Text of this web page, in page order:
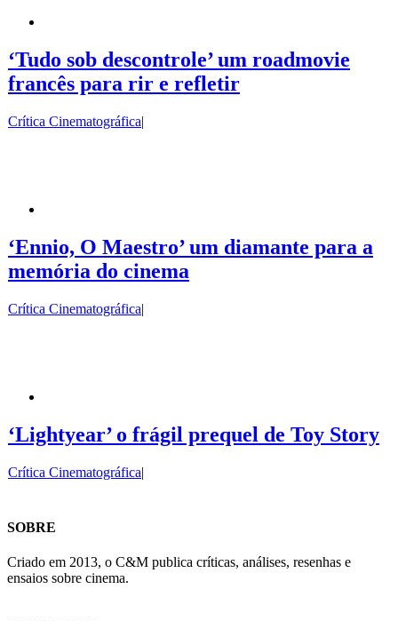
‘Tudo sob descontrole’ um roadmovie
francês para rir e refletir
Crítica Cinematográfica|
‘Ennio, O Maestro’ um diamante para a
memória do cinema
Crítica Cinematográfica|
‘Lightyear’ o frágil prequel de Toy Story
Crítica Cinematográfica|
SOBRE
Criado em 2013, o C&M publica críticas, análises, resenhas e
ensaios sobre cinema.